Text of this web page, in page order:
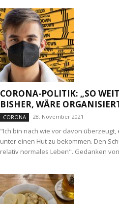
CORONA-POLITIK: „SO
BISHER, WÄRE
CORONA 28. November 2021
"Ich bin nach wie vor davon
unter einen Hut zu bekommen. Den
relativ normales Leben". Gedanken